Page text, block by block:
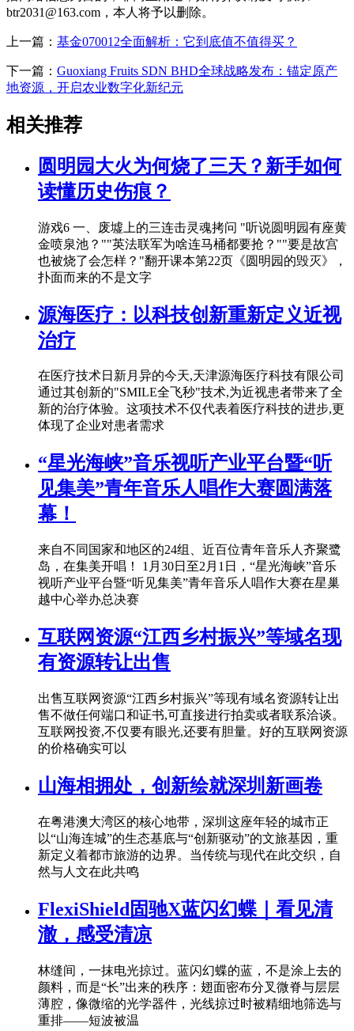
btr2031@163.com，本人将予以删除。
上一篇： 基金070012全面解析：它到底值不值得买？
下一篇： Guoxiang Fruits SDN BHD全球战略发布：锚定原产
地资源，开启农业数字化新纪元
相关推荐
圆明园大火为何烧了三天？新手如何
读懂历史伤痕？
游戏6 一、废墟上的三连击灵魂拷问 "听说圆明园有座黄
金喷泉池？""英法联军为啥连马桶都要抢？""要是故宫
也被烧了会怎样？"翻开课本第22页《圆明园的毁灭》，
扑面而来的不是文字
源海医疗：以科技创新重新定义近视
治疗
在医疗技术日新月异的今天,天津源海医疗科技有限公司
通过其创新的"SMILE全飞秒"技术,为近视患者带来了全
新的治疗体验。这项技术不仅代表着医疗科技的进步,更
体现了企业对患者需求
“星光海峡”音乐视听产业平台暨“听
见集美”青年音乐人唱作大赛圆满落
幕！
来自不同国家和地区的24组、近百位青年音乐人齐聚鹭
岛，在集美开唱！ 1月30日至2月1日，“星光海峡”音乐
视听产业平台暨“听见集美”青年音乐人唱作大赛在星巢
越中心举办总决赛
互联网资源“江西乡村振兴”等域名现
有资源转让出售
出售互联网资源“江西乡村振兴”等现有域名资源转让出
售不做任何端口和证书,可直接进行拍卖或者联系洽谈。
互联网投资,不仅要有眼光,还要有胆量。好的互联网资源
的价格确实可以
山海相拥处，创新绘就深圳新画卷
在粤港澳大湾区的核心地带，深圳这座年轻的城市正
以“山海连城”的生态基底与“创新驱动”的文旅基因，重
新定义着都市旅游的边界。当传统与现代在此交织，自
然与人文在此共鸣
FlexiShield固驰X蓝闪幻蝶｜看见清
澈，感受清凉
林缝间，一抹电光掠过。蓝闪幻蝶的蓝，不是涂上去的
颜料，而是“长”出来的秩序：翅面密布分叉微脊与层层
薄腔，像微缩的光学器件，光线掠过时被精细地筛选与
重排——短波被温